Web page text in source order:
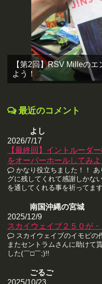
【第2回】RSV Milleの
よう！
最近のコメント
よし
2026/7/17
【最終回】イントルーダ
をオーバーホールしてみよ
かなり役立ちました！！
グに残してくれて感謝しかな
を通してくれる事を祈ってます
南国沖縄の宮城
2025/12/9
スカイウェイブ２５０が・
スカイウェイブのイモビの
またセントラムさんに助けて
した(￣□￣;)!!
ごるご
2025/10/23